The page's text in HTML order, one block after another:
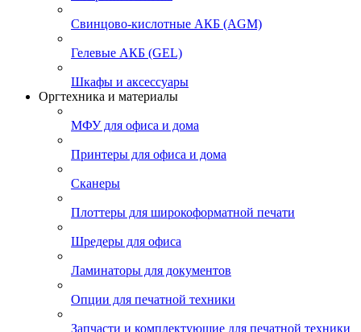
Свинцово-кислотные АКБ (AGM)
Гелевые АКБ (GEL)
Шкафы и аксессуары
Оргтехника и материалы
МФУ для офиса и дома
Принтеры для офиса и дома
Сканеры
Плоттеры для широкоформатной печати
Шредеры для офиса
Ламинаторы для документов
Опции для печатной техники
Запчасти и комплектующие для печатной техники